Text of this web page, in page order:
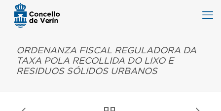
ORDENANZA FISCAL REGULADORA DA
TAXA POLA RECOLLIDA DO LIXO E
RESIDUOS SÓLIDOS URBANOS